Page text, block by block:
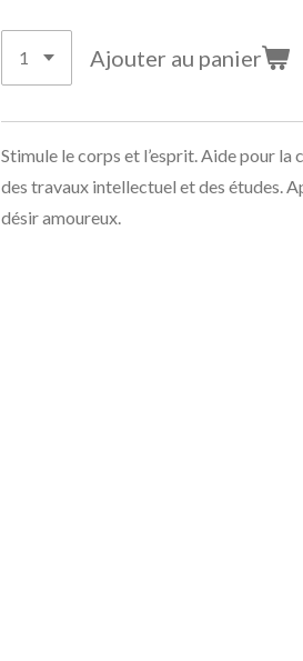
Ajouter au panier
Stimule le corps et l’esprit. Aide pour
des travaux intellectuel et des études.
désir amoureux.